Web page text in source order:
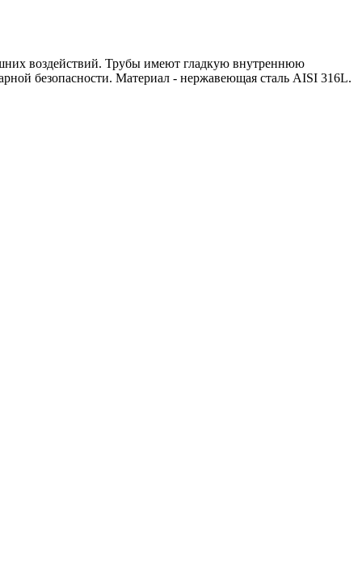
воздействий. Трубы имеют гладкую внутреннюю
безопасности. Материал - нержавеющая сталь AISI 316L.